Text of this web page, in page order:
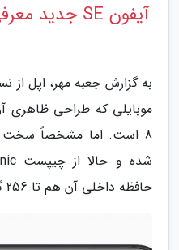
آیفون SE جدید معرفی گشت
موبایلی که طراحی ظاهری
حافظه داخلی آن هم تا 256 گیگابایت قابل سفارش است.